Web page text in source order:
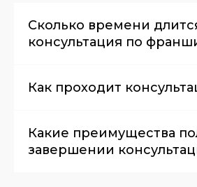
Сколько времени
консультация по
Как проходит
Какие преимущества
завершении